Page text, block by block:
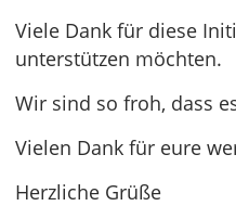
Viele Dank für diese
unterstützen möchten.
Wir sind so froh, dass
Vielen Dank für eure
Herzliche Grüße